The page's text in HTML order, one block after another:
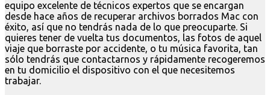
equipo excelente de técnicos expertos que se encargan
desde hace años de recuperar archivos borrados Mac con
éxito, así que no tendrás nada de lo que preocuparte. Si
quieres tener de vuelta tus documentos, las fotos de aquel
viaje que borraste por accidente, o tu música favorita, tan
sólo tendrás que contactarnos y rápidamente recogeremos
en tu domicilio el dispositivo con el que necesitemos
trabajar.